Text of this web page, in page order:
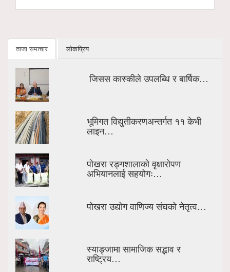
ताजा समाचार लोकप्रिय
जिसस कास्कीले उपलब्धि र बार्षिक…
भूमिगत विद्युतीकरणअन्तर्गत ११ केभी
लाइन…
पोखरा रङ्गशालाको वृक्षारोपण
अभियानलाई सहयोगः…
पोखरा उद्योग वाणिज्य संघको नेतृत्व…
स्याङ्जामा सामाजिक सद्भाव र
राष्ट्रिय…